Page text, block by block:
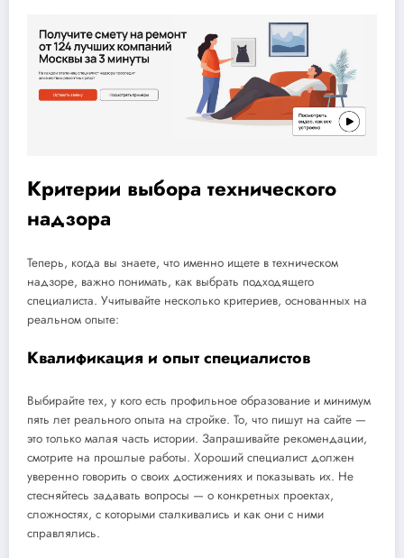
Критерии выбора технического
надзора
Теперь, когда вы знаете, что именно ищете в техническом
надзоре, важно понимать, как выбрать подходящего
специалиста. Учитывайте несколько критериев, основанных на
реальном опыте:
Квалификация и опыт специалистов
Выбирайте тех, у кого есть профильное образование и минимум
пять лет реального опыта на стройке. То, что пишут на сайте —
это только малая часть истории. Запрашивайте рекомендации,
смотрите на прошлые работы. Хороший специалист должен
уверенно говорить о своих достижениях и показывать их. Не
стесняйтесь задавать вопросы — о конкретных проектах,
сложностях, с которыми сталкивались и как они с ними
справлялись.